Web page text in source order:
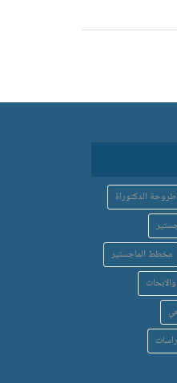
اطروحة الدكتوراة
مخطط الماجستير